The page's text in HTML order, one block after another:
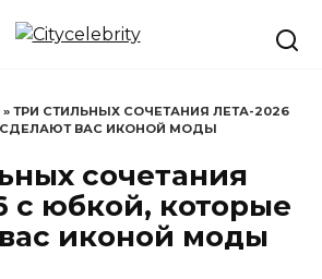
» ТРИ СТИЛЬНЫХ СОЧЕТАНИЯ ЛЕТА-2026
ВАС ИКОНОЙ МОДЫ
сочетания
с юбкой, которые
иконой моды